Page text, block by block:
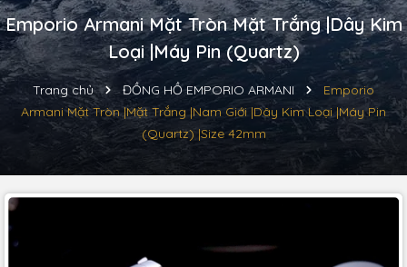
Emporio Armani Mặt Tròn Mặt Trắng |Dây Kim
Loại |Máy Pin (Quartz)
Trang chủ ĐỒNG HỒ EMPORIO ARMANI
Emporio
Armani Mặt Tròn |Mặt Trắng |Nam Giới |Dây Kim Loại |Máy Pin
(Quartz) |Size 42mm